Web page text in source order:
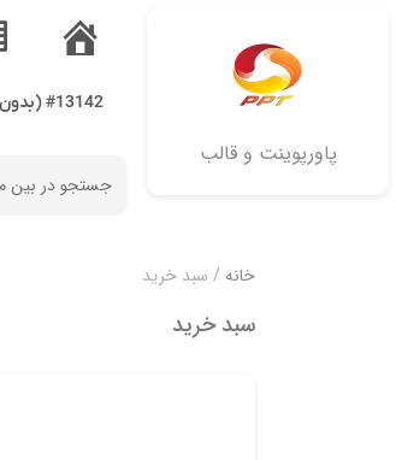
پاورپوینت و قالب
خانه
#13142 (بدون عنوان)
خانه / سبد خرید
سبد خرید